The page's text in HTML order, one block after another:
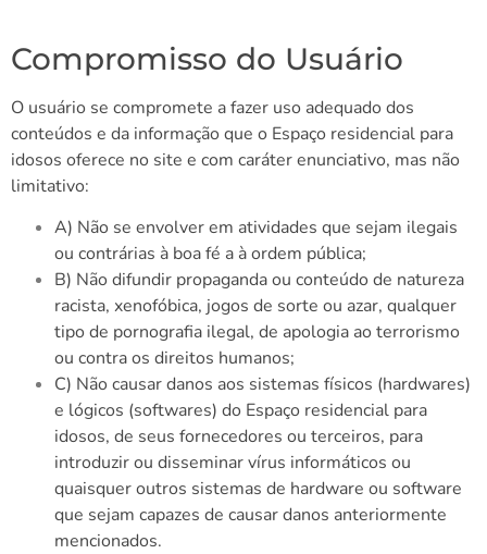
Compromisso do Usuário
O usuário se compromete a fazer uso adequado dos
conteúdos e da informação que o Espaço residencial para
idosos oferece no site e com caráter enunciativo, mas não
limitativo:
A) Não se envolver em atividades que sejam ilegais
ou contrárias à boa fé a à ordem pública;
B) Não difundir propaganda ou conteúdo de natureza
racista, xenofóbica, jogos de sorte ou azar, qualquer
tipo de pornografia ilegal, de apologia ao terrorismo
ou contra os direitos humanos;
C) Não causar danos aos sistemas físicos (hardwares)
e lógicos (softwares) do Espaço residencial para
idosos, de seus fornecedores ou terceiros, para
introduzir ou disseminar vírus informáticos ou
quaisquer outros sistemas de hardware ou software
que sejam capazes de causar danos anteriormente
mencionados.